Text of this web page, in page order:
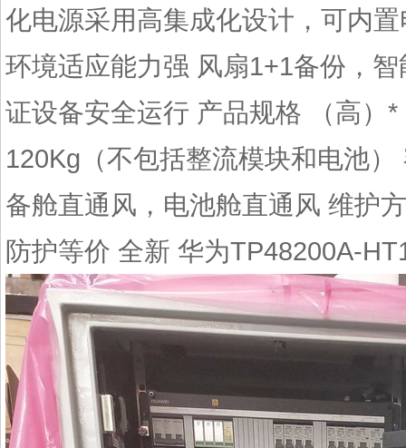
化电源采用高集成化设计，可内
环境适应能力强 风扇1+1备份，
证设备安全运行 产品规格 （高）
120Kg（不包括整流模块和电池
备舱直通风，电池舱直通风 维护
防护等价 全新 华为TP48200A-